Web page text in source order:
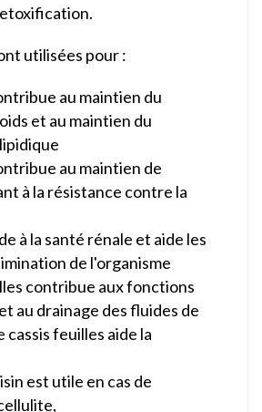
utilisées pour :
au maintien du
et au maintien du
au maintien de
à la résistance contre la
à la santé rénale et aide les
de l'organisme
contribue aux fonctions
au drainage des fluides de
cassis feuilles aide la
est utile en cas de